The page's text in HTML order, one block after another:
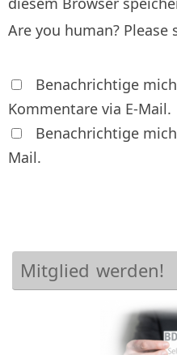
Are you human? Please
Benachrichtige
Kommentare via E-Mail.
Benachrichtige
Mail.
Mitglied werden!